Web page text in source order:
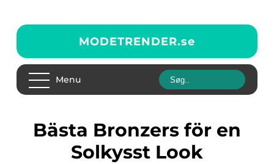
MODETRENDER.se
Menu
Bästa Bronzers för en
Solkysst Look